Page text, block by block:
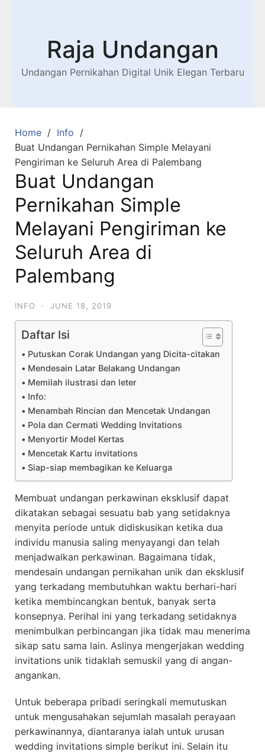
Raja Undangan
Undangan Pernikahan Digital Unik Elegan Terbaru
Home
Info
Buat Undangan Pernikahan Simple Melayani
Pengiriman ke Seluruh Area di Palembang
Buat Undangan
Pernikahan Simple
Melayani Pengiriman ke
Seluruh Area di
Palembang
INFO · JUNE 18, 2019
Daftar Isi
Putuskan Corak Undangan yang Dicita-citakan
Mendesain Latar Belakang Undangan
Memilah ilustrasi dan leter
Info:
Menambah Rincian dan Mencetak Undangan
Pola dan Cermati Wedding Invitations
Menyortir Model Kertas
Mencetak Kartu invitations
Siap-siap membagikan ke Keluarga
Membuat undangan perkawinan eksklusif dapat
dikatakan sebagai sesuatu bab yang setidaknya
menyita periode untuk didiskusikan ketika dua
individu manusia saling menyayangi dan telah
menjadwalkan perkawinan. Bagaimana tidak,
mendesain undangan pernikahan unik dan eksklusif
yang terkadang membutuhkan waktu berhari-hari
ketika membincangkan bentuk, banyak serta
konsepnya. Perihal ini yang terkadang setidaknya
menimbulkan perbincangan jika tidak mau menerima
sikap satu sama lain. Aslinya mengerjakan wedding
invitations unik tidaklah semuskil yang di angan-
angankan.
Untuk beberapa pribadi seringkali memutuskan
untuk mengusahakan sejumlah masalah perayaan
perkawinannya, diantaranya ialah untuk urusan
wedding invitations simple berikut ini. Selain itu